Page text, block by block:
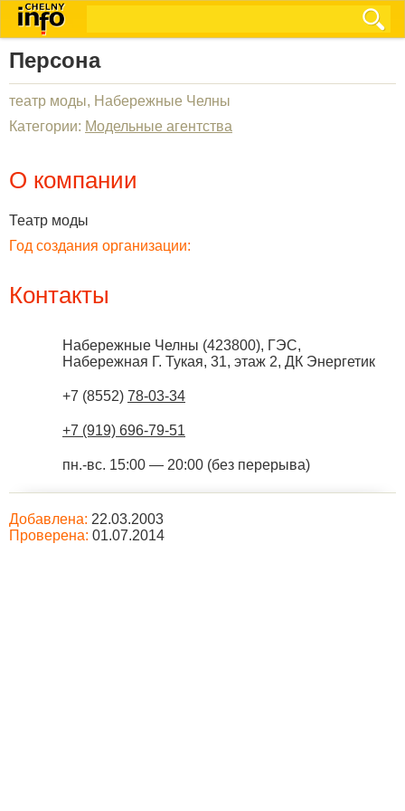
Персона
театр моды, Набережные Челны
Категории: Модельные агентства
О компании
Театр моды
Год создания организации:
Контакты
Набережные Челны (423800), ГЭС,
Набережная Г. Тукая, 31, этаж 2, ДК Энергетик
+7 (8552) 78-03-34
+7 (919) 696-79-51
пн.-вс. 15:00 — 20:00 (без перерыва)
Добавлена: 22.03.2003
Проверена: 01.07.2014